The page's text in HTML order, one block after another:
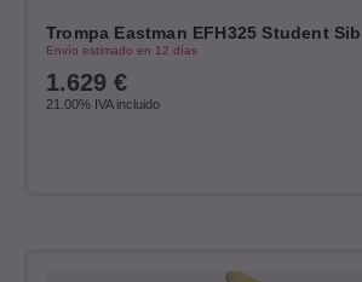
Trompa Eastman EFH325 Student Sib
Envío estimado en 12 días
1.629 €
21.00% IVA incluido